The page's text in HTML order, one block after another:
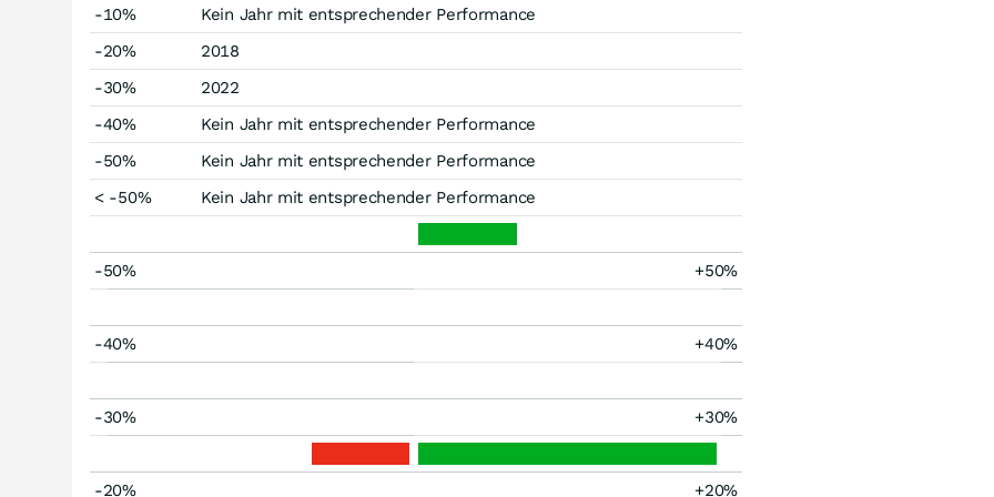
-10%
Kein Jahr mit entsprechender Performance
-20%
2018
-30%
2022
-40%
Kein Jahr mit entsprechender Performance
-50%
Kein Jahr mit entsprechender Performance
< -50%
Kein Jahr mit entsprechender Performance
-50% +50%
-40% +40%
-30% +30%
-20% +20%